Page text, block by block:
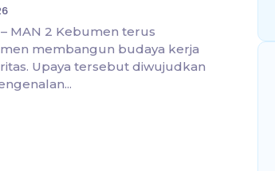
MAN 2 Kebumen terus
membangun budaya kerja
Upaya tersebut diwujudkan